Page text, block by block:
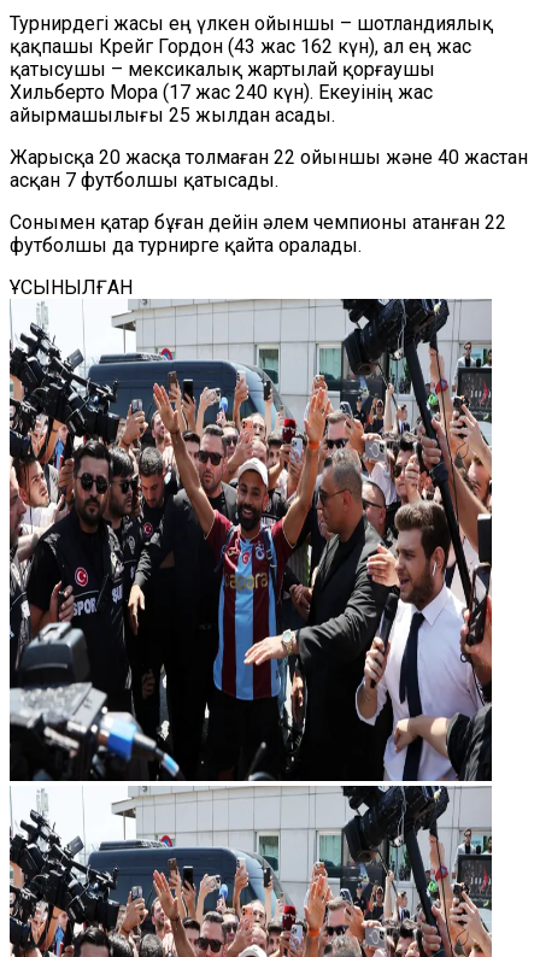
Турнирдегі жасы ең үлкен ойыншы – шотландиялық
қақпашы Крейг Гордон (43 жас 162 күн), ал ең жас
қатысушы – мексикалық жартылай қорғаушы
Хильберто Мора (17 жас 240 күн). Екеуінің жас
айырмашылығы 25 жылдан асады.
Жарысқа 20 жасқа толмаған 22 ойыншы және 40 жастан
асқан 7 футболшы қатысады.
Сонымен қатар бұған дейін әлем чемпионы атанған 22
футболшы да турнирге қайта оралады.
ҰСЫНЫЛҒАН